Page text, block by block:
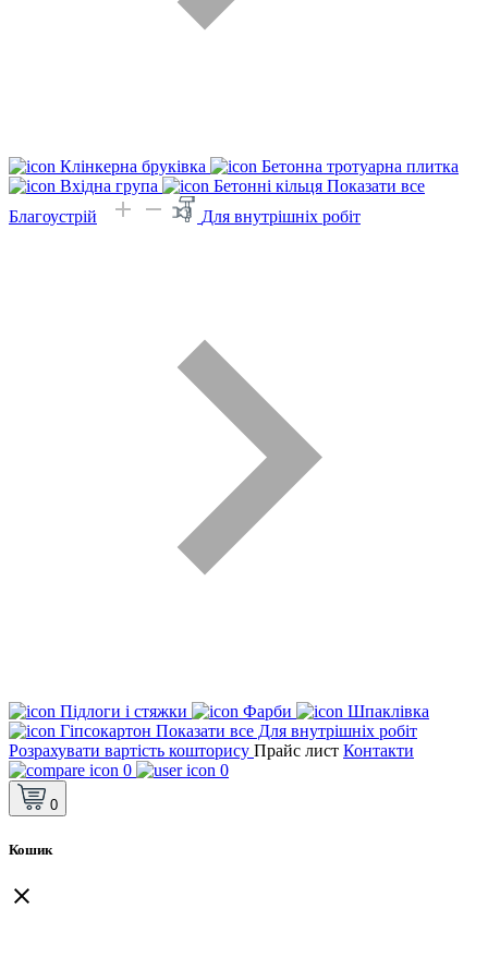
Клінкерна бруківка
Бетонна тротуарна плитка
Вхідна група
Бетонні кільця Показати все
Благоустрій
Для внутрішніх робіт
Підлоги і стяжки Фарби
Шпаклівка
Гіпсокартон Показати все Для внутрішніх робіт
Розрахувати вартість кошторису Прайс лист Контакти
0
0
0
Кошик